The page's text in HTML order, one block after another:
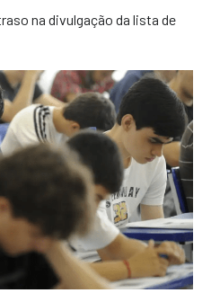
na divulgação da lista de